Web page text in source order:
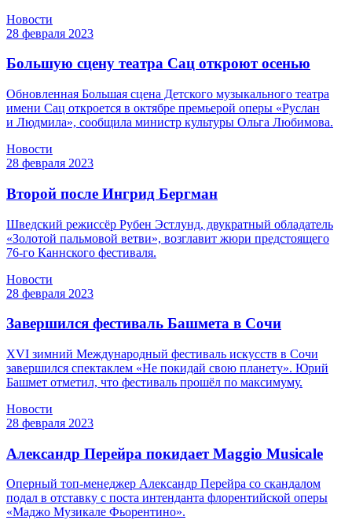
Новости
28 февраля 2023
Большую сцену театра Сац откроют осенью
Обновленная Большая сцена Детского музыкального театра
имени Сац откроется в октябре премьерой оперы «Руслан
и Людмила», сообщила министр культуры Ольга Любимова.
Новости
28 февраля 2023
Второй после Ингрид Бергман
Шведский режиссёр Рубен Эстлунд, двукратный обладатель
«Золотой пальмовой ветви», возглавит жюри предстоящего
76-го Каннского фестиваля.
Новости
28 февраля 2023
Завершился фестиваль Башмета в Сочи
ХVI зимний Международный фестиваль искусств в Сочи
завершился спектаклем «Не покидай свою планету». Юрий
Башмет отметил, что фестиваль прошёл по максимуму.
Новости
28 февраля 2023
Александр Перейра покидает Maggio Musicale
Оперный топ-менеджер Александр Перейра со скандалом
подал в отставку с поста интенданта флорентийской оперы
«Маджо Музикале Фьорентино».